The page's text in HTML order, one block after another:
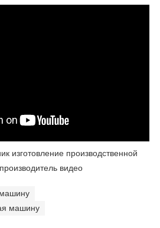
изготовление производственной
видео
машину